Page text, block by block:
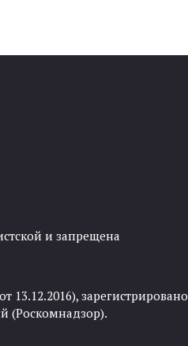
и запрещена
зарегистрировано
(Роскомнадзор).